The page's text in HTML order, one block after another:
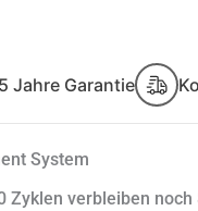
Jahre Garantie
System
Zyklen verbleiben noch